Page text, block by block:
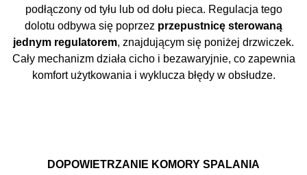
podłączony od tyłu lub od dołu pieca. Regulacja tego
dolotu odbywa się poprzez przepustnicę sterowaną
jednym regulatorem, znajdującym się poniżej drzwiczek.
Cały mechanizm działa cicho i bezawaryjnie, co zapewnia
komfort użytkowania i wyklucza błędy w obsłudze.
DOPOWIETRZANIE KOMORY SPALANIA